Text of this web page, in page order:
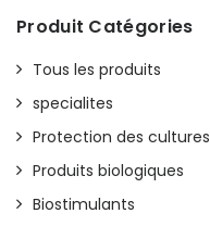
Produit Catégories
Tous les produits
specialites
Protection des cultures
Produits biologiques
Biostimulants